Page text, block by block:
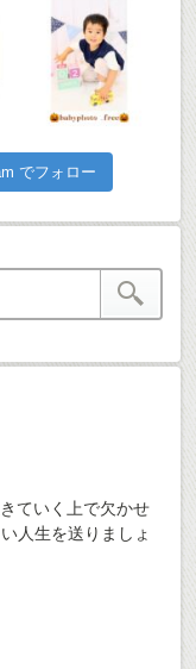
でフォロー
ていく上で欠かせ
人生を送りましょ